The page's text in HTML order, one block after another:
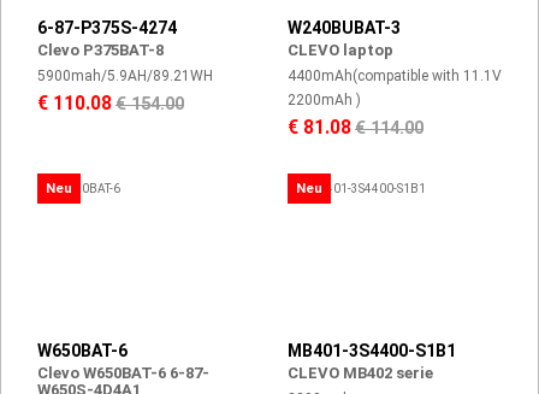
6-87-P375S-4274
Clevo P375BAT-8
5900mah/5.9AH/89.21WH
€ 110.08€ 154.00
W240BUBAT-3
CLEVO laptop
4400mAh(compatible with 11.1V
2200mAh )
€ 81.08€ 114.00
Neu
W650BAT-6
Clevo W650BAT-6 6-87-
W650S-4D4A1
Neu
MB401-3S4400-S1B1
CLEVO MB402 serie